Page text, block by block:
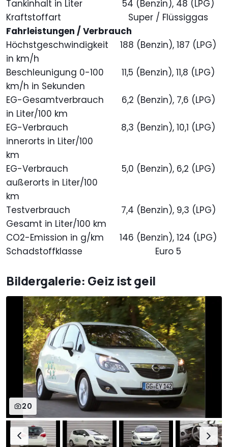
Tankinhalt in Liter
54 (Benzin), 48 (LPG)
Kraftstoffart
Super / Flüssiggas
Fahrleistungen / Verbrauch
Höchstgeschwindigkeit
in km/h
188 (Benzin), 187 (LPG)
Beschleunigung 0-100
km/h in Sekunden
11,5 (Benzin), 11,8 (LPG)
EG-Gesamtverbrauch
in Liter/100 km
6,2 (Benzin), 7,6 (LPG)
EG-Verbrauch
innerorts in Liter/100
km
8,3 (Benzin), 10,1 (LPG)
EG-Verbrauch
außerorts in Liter/100
km
5,0 (Benzin), 6,2 (LPG)
Testverbrauch
Gesamt in Liter/100 km
7,4 (Benzin), 9,3 (LPG)
CO2-Emission in g/km
146 (Benzin), 124 (LPG)
Schadstoffklasse
Euro 5
Bildergalerie: Geiz ist geil
20